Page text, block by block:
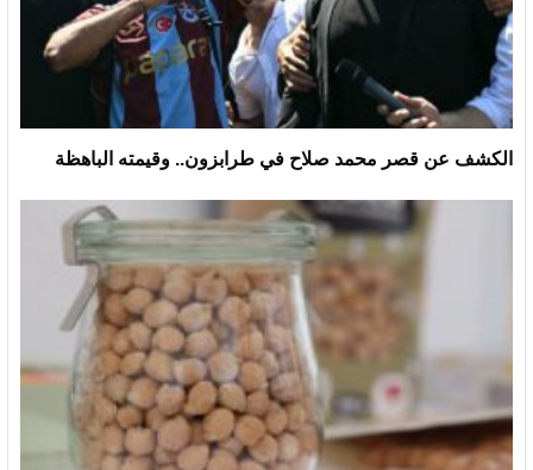
الكشف عن قصر محمد صلاح في طرابزون.. وقيمته الباهظة